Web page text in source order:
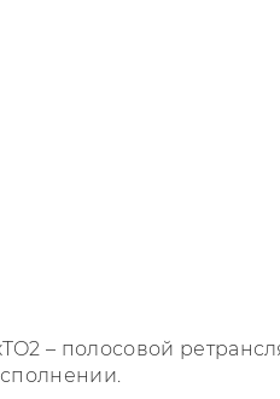
– полосовой